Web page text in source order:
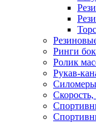
Ринги
Ролик
Рукав-
Силомеры
Скорость,